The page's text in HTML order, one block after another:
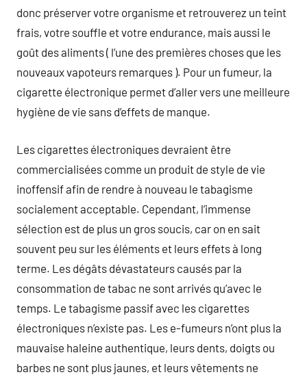
donc préserver votre organisme et retrouverez un teint
frais, votre souffle et votre endurance, mais aussi le
goût des aliments ( l’une des premières choses que les
nouveaux vapoteurs remarques ). Pour un fumeur, la
cigarette électronique permet d’aller vers une meilleure
hygiène de vie sans d’effets de manque.
Les cigarettes électroniques devraient être
commercialisées comme un produit de style de vie
inoffensif afin de rendre à nouveau le tabagisme
socialement acceptable. Cependant, l’immense
sélection est de plus un gros soucis, car on en sait
souvent peu sur les éléments et leurs effets à long
terme. Les dégâts dévastateurs causés par la
consommation de tabac ne sont arrivés qu’avec le
temps. Le tabagisme passif avec les cigarettes
électroniques n’existe pas. Les e-fumeurs n’ont plus la
mauvaise haleine authentique, leurs dents, doigts ou
barbes ne sont plus jaunes, et leurs vêtements ne